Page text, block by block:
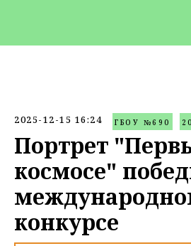
Портрет
космосе"
конкурсе
2025-12-15 16:24 ГБОУ №690